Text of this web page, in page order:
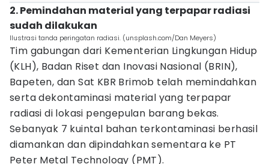
2. Pemindahan material yang terpapar radiasi
sudah dilakukan
Ilustrasi tanda peringatan radiasi. (unsplash.com/Dan Meyers)
Tim gabungan dari Kementerian Lingkungan Hidup
(KLH), Badan Riset dan Inovasi Nasional (BRIN),
Bapeten, dan Sat KBR Brimob telah memindahkan
serta dekontaminasi material yang terpapar
radiasi di lokasi pengepulan barang bekas.
Sebanyak 7 kuintal bahan terkontaminasi berhasil
diamankan dan dipindahkan sementara ke PT
Peter Metal Technology (PMT).